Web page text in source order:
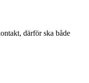
därför ska både